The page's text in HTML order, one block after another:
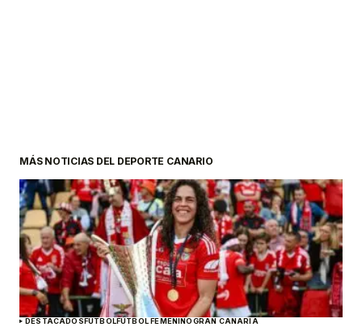
MÁS NOTICIAS DEL DEPORTE CANARIO
DESTACADOSFÚTBOLFÚTBOL FEMENINOGRAN CANARIA